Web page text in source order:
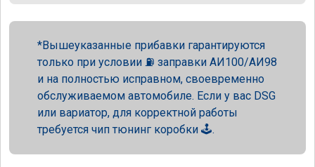
Вышеуказанные прибавки гарантируются
только при условии ⛽ заправки АИ100/АИ98
и на полностью исправном, своевременно
обслуживаемом автомобиле. Если у вас DSG
или вариатор, для корректной работы
требуется чип тюнинг коробки 🕹️.